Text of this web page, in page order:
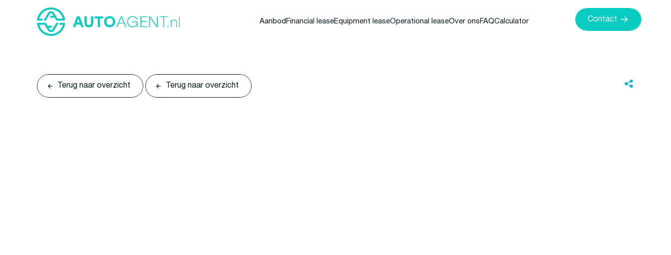
Aanbod Financial leaseEquipment leaseOperational leaseOver ons FAQCalculator Contact
Terug naar overzicht Terug naar overzicht